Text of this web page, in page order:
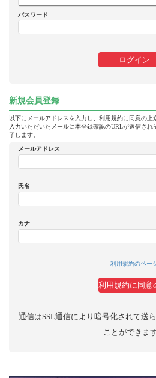
パスワード
新規会員登録
以下にメールアドレスを入力し、利用規約に同意の上
入力いただいたメールに本登録確認のURLが送信さ
了します。
メールアドレス
氏名
カナ
利用規約のペー
通信はSSL通信により暗号化されて送
ことができます